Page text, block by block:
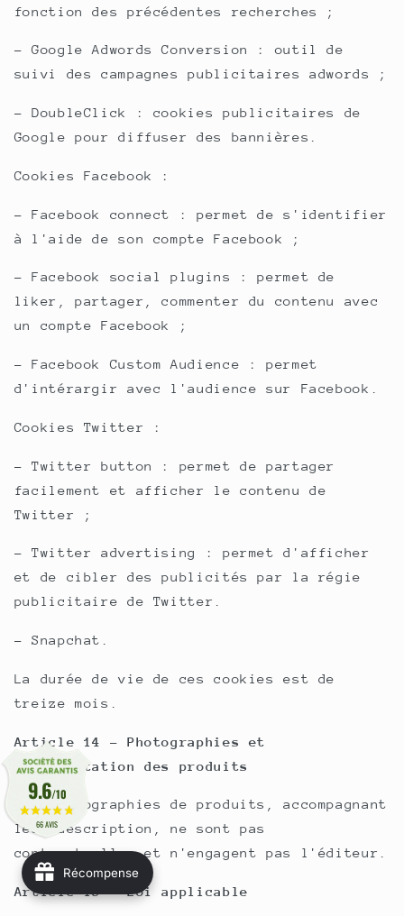
fonction des précédentes recherches ;
- Google Adwords Conversion : outil de
suivi des campagnes publicitaires adwords ;
- DoubleClick : cookies publicitaires de
Google pour diffuser des bannières.
Cookies Facebook :
- Facebook connect : permet de s'identifier
à l'aide de son compte Facebook ;
- Facebook social plugins : permet de
liker, partager, commenter du contenu avec
un compte Facebook ;
- Facebook Custom Audience : permet
d'intérargir avec l'audience sur Facebook.
Cookies Twitter :
- Twitter button : permet de partager
facilement et afficher le contenu de
Twitter ;
- Twitter advertising : permet d'afficher
et de cibler des publicités par la régie
publicitaire de Twitter.
- Snapchat.
La durée de vie de ces cookies est de
treize mois.
Article 14 - Photographies et
représentation des produits
Les photographies de produits, accompagnant
leur description, ne sont pas
contractuelles et n'engagent pas l'éditeur.
Article 15 - Loi applicable
Récompense
9.6/10
66 AVIS